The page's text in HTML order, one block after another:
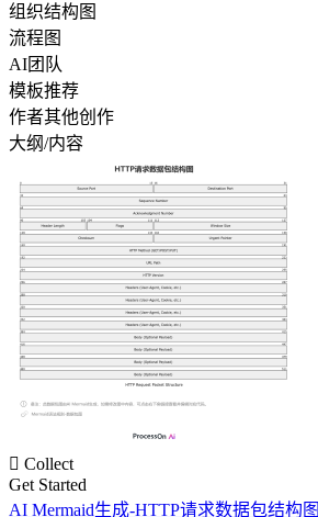
组织结构图
流程图
AI团队
模板推荐
作者其他创作
大纲/内容
 Collect
Get Started
AI Mermaid生成-HTTP请求数据包结构图